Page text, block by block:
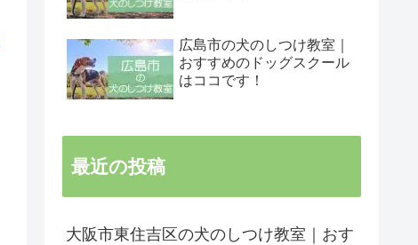
広島市の犬のしつけ教室｜
おすすめのドッグスクール
はココです！
最近の投稿
大阪市東住吉区の犬のしつけ教室｜おす